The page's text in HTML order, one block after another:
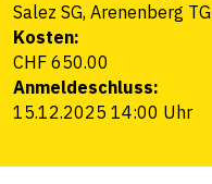
Salez SG, Arenenberg TG
Kosten:
CHF 650.00
Anmeldeschluss:
15.12.2025 14:00 Uhr